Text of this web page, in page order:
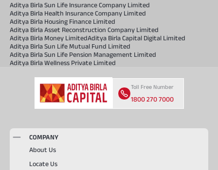
Aditya Birla Sun Life Insurance Company Limited
Aditya Birla Health Insurance Company Limited
Aditya Birla Housing Finance Limited
Aditya Birla Asset Reconstruction Company Limited
Aditya Birla Money LimitedAditya Birla Capital Digital Limited
Aditya Birla Sun Life Mutual Fund Limited
Aditya Birla Sun Life Pension Management Limited
Aditya Birla Wellness Private Limited
Toll Free Number
1800 270 7000
COMPANY
About Us
Locate Us